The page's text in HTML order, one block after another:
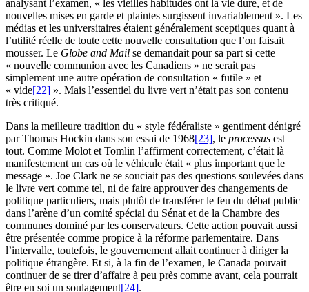
analysant l’examen, « les vieilles habitudes ont la vie dure, et de
nouvelles mises en garde et plaintes surgissent invariablement ». Les
médias et les universitaires étaient généralement sceptiques quant à
l’utilité réelle de toute cette nouvelle consultation que l’on faisait
mousser. Le Globe and Mail se demandait pour sa part si cette
« nouvelle communion avec les Canadiens » ne serait pas
simplement une autre opération de consultation « futile » et
« vide[22] ». Mais l’essentiel du livre vert n’était pas son contenu
très critiqué.
Dans la meilleure tradition du « style fédéraliste » gentiment dénigré
par Thomas Hockin dans son essai de 1968[23], le processus est
tout. Comme Molot et Tomlin l’affirment correctement, c’était là
manifestement un cas où le véhicule était « plus important que le
message ». Joe Clark ne se souciait pas des questions soulevées dans
le livre vert comme tel, ni de faire approuver des changements de
politique particuliers, mais plutôt de transférer le feu du débat public
dans l’arène d’un comité spécial du Sénat et de la Chambre des
communes dominé par les conservateurs. Cette action pouvait aussi
être présentée comme propice à la réforme parlementaire. Dans
l’intervalle, toutefois, le gouvernement allait continuer à diriger la
politique étrangère. Et si, à la fin de l’examen, le Canada pouvait
continuer de se tirer d’affaire à peu près comme avant, cela pourrait
être en soi un soulagement[24].